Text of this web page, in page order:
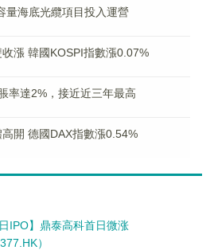
量海底光纜項目投入運營
漲 韓國KOSPI指數漲0.07%
率達2%，接近近三年最高
開 德國DAX指數漲0.54%
日IPO】鼎泰高科首日微涨
）